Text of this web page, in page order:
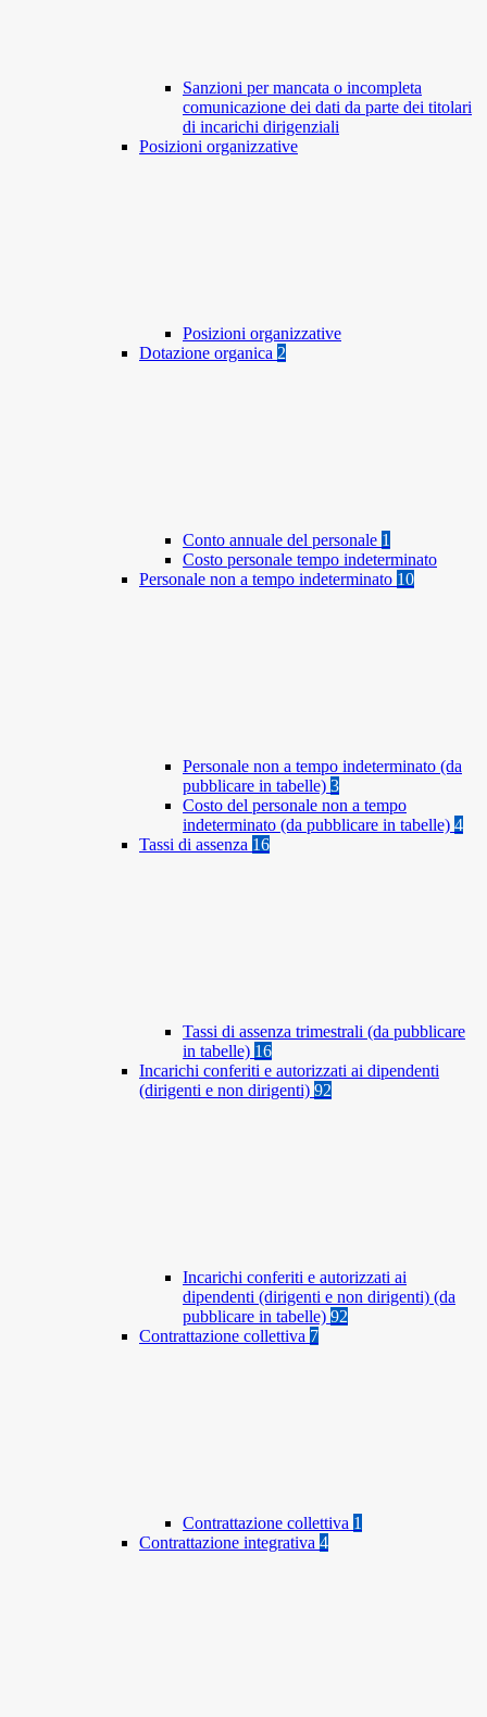
Sanzioni per mancata o incompleta
comunicazione dei dati da parte dei titolari
di incarichi dirigenziali
Posizioni organizzative
Posizioni organizzative
Dotazione organica 2
Conto annuale del personale 1
Costo personale tempo indeterminato
Personale non a tempo indeterminato 10
Personale non a tempo indeterminato (da
pubblicare in tabelle) 3
Costo del personale non a tempo
indeterminato (da pubblicare in tabelle) 4
Tassi di assenza 16
Tassi di assenza trimestrali (da pubblicare
in tabelle) 16
Incarichi conferiti e autorizzati ai dipendenti
(dirigenti e non dirigenti) 92
Incarichi conferiti e autorizzati ai
dipendenti (dirigenti e non dirigenti) (da
pubblicare in tabelle) 92
Contrattazione collettiva 7
Contrattazione collettiva 1
Contrattazione integrativa 4